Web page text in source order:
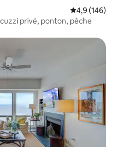
Évaluation
4,9 (146)
privé, ponton, pêche